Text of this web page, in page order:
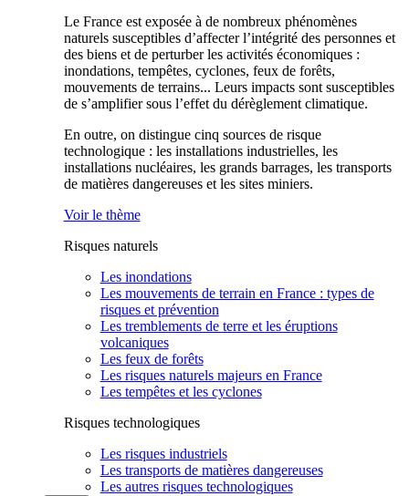
Le France est exposée à de nombreux phénomènes
naturels susceptibles d’affecter l’intégrité des personnes et
des biens et de perturber les activités économiques :
inondations, tempêtes, cyclones, feux de forêts,
mouvements de terrains... Leurs impacts sont susceptibles
de s’amplifier sous l’effet du dérèglement climatique.
En outre, on distingue cinq sources de risque
technologique : les installations industrielles, les
installations nucléaires, les grands barrages, les transports
de matières dangereuses et les sites miniers.
Voir le thème
Risques naturels
Les inondations
Les mouvements de terrain en France : types de
risques et prévention
Les tremblements de terre et les éruptions
volcaniques
Les feux de forêts
Les risques naturels majeurs en France
Les tempêtes et les cyclones
Risques technologiques
Les risques industriels
Les transports de matières dangereuses
Les autres risques technologiques